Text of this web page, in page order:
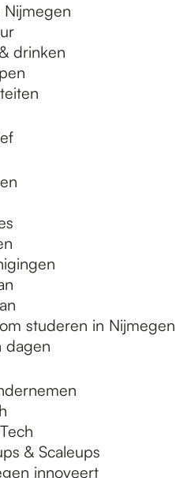
Nijmegen
drinken
studeren in Nijmegen
dagen
& Scaleups
innoveert